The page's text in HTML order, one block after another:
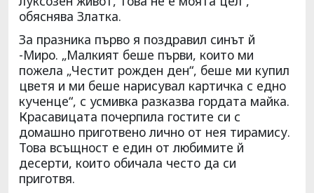
обяснява Златка.
За празника първо я поздравил синът й
-Миро. „Малкият беше първи, които ми
пожела „Честит рожден ден“, беше ми купил
цветя и ми беше нарисувал картичка с едно
кученце“, с усмивка разказва гордата майка.
Красавицата почерпила гостите си с
домашно приготвено лично от нея тирамису.
Това всъщност е един от любимите й
десерти, които обичала често да си
приготвя.